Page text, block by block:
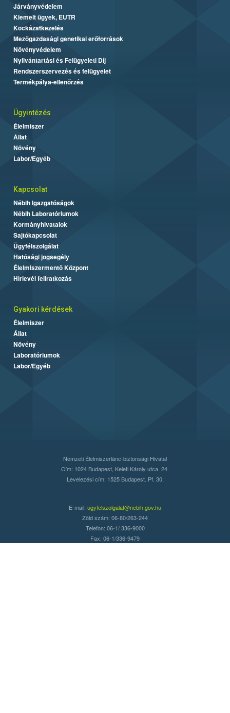
Járványvédelem
Kiemelt ügyek, EUTR
Kockázatkezelés
Mezőgazdasági genetikai erőforrások
Növényvédelem
Nyilvántartási és Felügyeleti Díj
Rendszerszervezés és felügyelet
Termékpálya-ellenőrzés
Ügyintézés
Élelmiszer
Állat
Növény
Labor/Egyéb
Kapcsolat
Nébih Igazgatóságok
Nébih Laboratóriumok
Kormányhivatalok
Sajtókapcsolat
Ügyfélszolgálat
Hatósági jogsegély
Élelmiszermentő Központ
Hírlevél feliratkozás
Gyakori kérdések
Élelmiszer
Állat
Növény
Laboratóriumok
Labor/Egyéb
Nemzeti Élelmiszerlánc-biztonsági Hivatal
Cím: 1024 Budapest, Keleti Károly utca. 24.
Levelezési cím: 1525 Budapest. Pf. 30.
E-mail: ugyfelszolgalat@nebih.gov.hu
Zöld szám: 06-80/263-244
Telefon: 06-1/ 336-9000
Fax: 06-1/336-9479